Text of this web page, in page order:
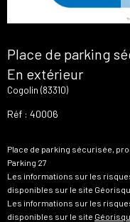
Place de parking
En extérieur
Cogolin (83310)
Réf : 40006
Place de parking sécurisée,
Parking 27
Les informations sur les
disponibles sur le site
Les informations sur les
disponibles sur le site